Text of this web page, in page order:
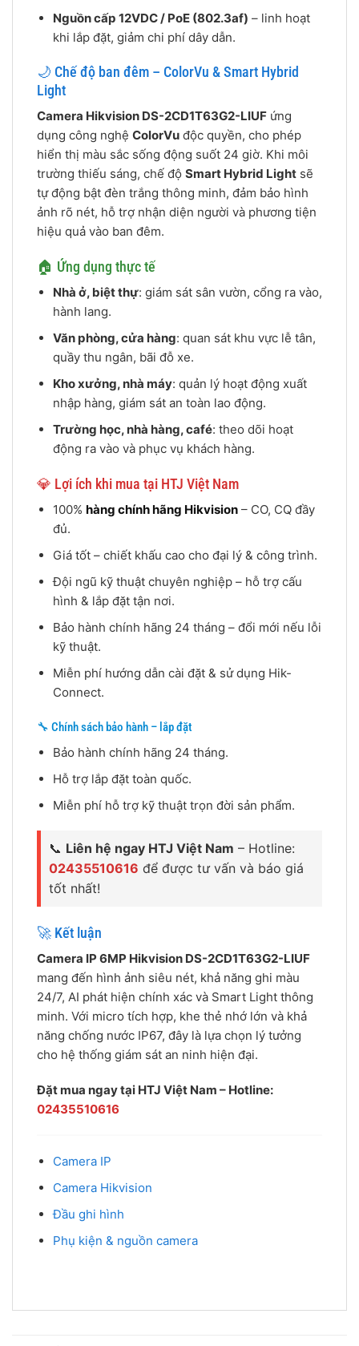
Nguồn cấp 12VDC / PoE (802.3af) – linh hoạt
khi lắp đặt, giảm chi phí dây dẫn.
🌙 Chế độ ban đêm – ColorVu & Smart Hybrid
Light
Camera Hikvision DS-2CD1T63G2-LIUF ứng
dụng công nghệ ColorVu độc quyền, cho phép
hiển thị màu sắc sống động suốt 24 giờ. Khi môi
trường thiếu sáng, chế độ Smart Hybrid Light sẽ
tự động bật đèn trắng thông minh, đảm bảo hình
ảnh rõ nét, hỗ trợ nhận diện người và phương tiện
hiệu quả vào ban đêm.
🏠 Ứng dụng thực tế
Nhà ở, biệt thự: giám sát sân vườn, cổng ra vào,
hành lang.
Văn phòng, cửa hàng: quan sát khu vực lễ tân,
quầy thu ngân, bãi đỗ xe.
Kho xưởng, nhà máy: quản lý hoạt động xuất
nhập hàng, giám sát an toàn lao động.
Trường học, nhà hàng, café: theo dõi hoạt
động ra vào và phục vụ khách hàng.
💎 Lợi ích khi mua tại HTJ Việt Nam
100% hàng chính hãng Hikvision– CO, CQ đầy
đủ.
Giá tốt – chiết khấu cao cho đại lý & công trình.
Đội ngũ kỹ thuật chuyên nghiệp – hỗ trợ cấu
hình & lắp đặt tận nơi.
Bảo hành chính hãng 24 tháng – đổi mới nếu lỗi
kỹ thuật.
Miễn phí hướng dẫn cài đặt & sử dụng Hik-
Connect.
🔧 Chính sách bảo hành – lắp đặt
Bảo hành chính hãng 24 tháng.
Hỗ trợ lắp đặt toàn quốc.
Miễn phí hỗ trợ kỹ thuật trọn đời sản phẩm.
📞 Liên hệ ngay HTJ Việt Nam – Hotline:
02435510616 để được tư vấn và báo giá
tốt nhất!
🚀 Kết luận
Camera IP 6MP Hikvision DS-2CD1T63G2-LIUF
mang đến hình ảnh siêu nét, khả năng ghi màu
24/7, AI phát hiện chính xác và Smart Light thông
minh. Với micro tích hợp, khe thẻ nhớ lớn và khả
năng chống nước IP67, đây là lựa chọn lý tưởng
cho hệ thống giám sát an ninh hiện đại.
Đặt mua ngay tại HTJ Việt Nam – Hotline:
02435510616
Camera IP
Camera Hikvision
Đầu ghi hình
Phụ kiện & nguồn camera